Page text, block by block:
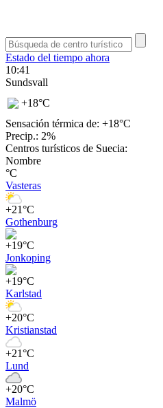
Estado del tiempo ahora
10:41
Sundsvall
+18°C
Sensación térmica de: +18°C
Precip.: 2%
Centros turísticos de Suecia:
Nombre
°C
Vasteras
+21°C
Gothenburg
+19°C
Jonkoping
+19°C
Karlstad
+20°C
Kristianstad
+21°C
Lund
+20°C
Malmö